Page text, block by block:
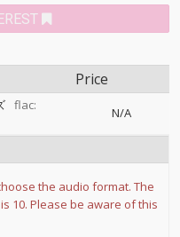
Price
flac:
N/A
the audio format. The
10. Please be aware of this